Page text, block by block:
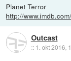
Planet Terror
http://
Outcast
:: 1. okt 2016,